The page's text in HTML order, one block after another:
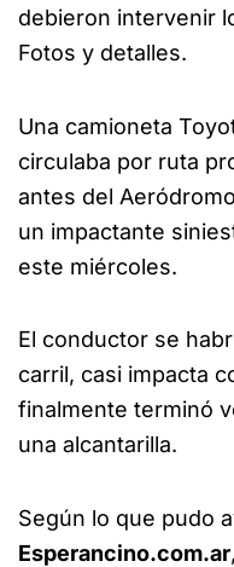
debieron intervenir
Fotos y detalles.
Una camioneta
circulaba por ruta
antes del
un impactante
este miércoles.
El conductor se
carril, casi impacta
finalmente terminó
una alcantarilla.
Según lo que pudo
Esperancino.com.ar